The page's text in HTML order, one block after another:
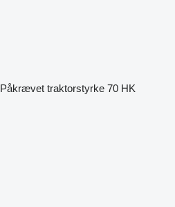
Påkrævet traktorstyrke 70 HK